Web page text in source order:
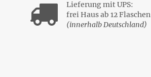
Lieferung mit UPS:
frei Haus ab 12 Flaschen
(innerhalb Deutschland)